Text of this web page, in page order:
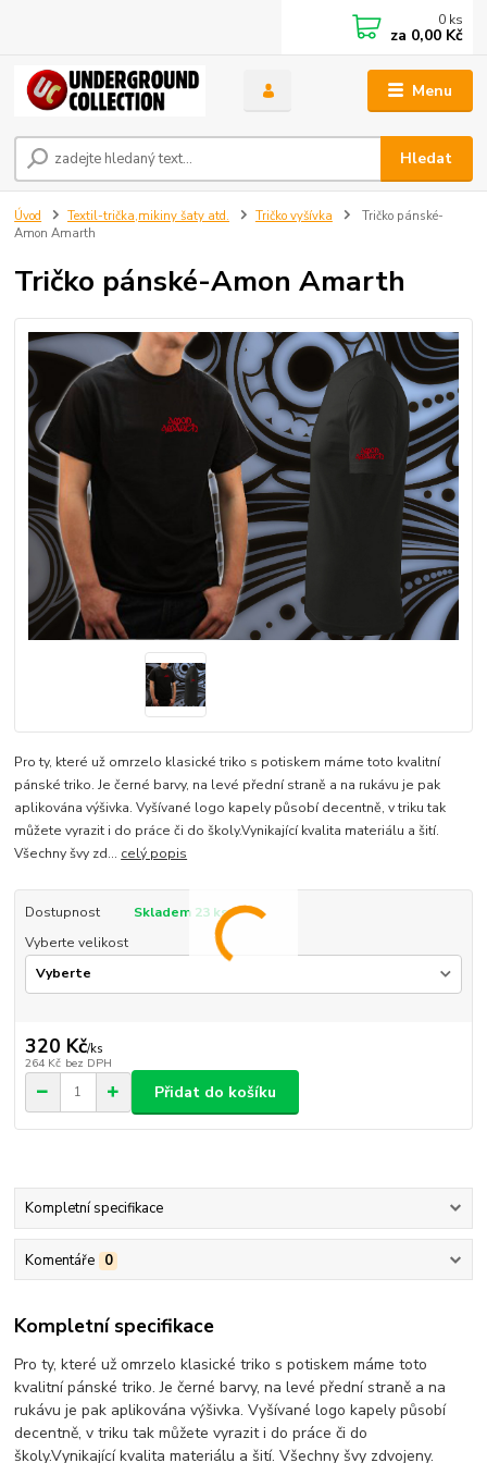
Menu
Hledat
0 ks
za 0,00 Kč
Úvod Textil-trička,mikiny šaty atd. Tričko vyšívka
Tričko pánské-
Amon Amarth
Tričko pánské-Amon Amarth
Pro ty, které už omrzelo klasické triko s potiskem máme toto kvalitní
pánské triko. Je černé barvy, na levé přední straně a na rukávu je pak
aplikována výšivka. Vyšívané logo kapely působí decentně, v triku tak
můžete vyrazit i do práce či do školy.Vynikající kvalita materiálu a šití.
Všechny švy zd... celý popis
Dostupnost
Skladem 23 ks
Vyberte velikost
320 Kč/ks
264 Kč bez DPH
Přidat do košíku
Kompletní specifikace
Komentáře 0
Kompletní specifikace
Pro ty, které už omrzelo klasické triko s potiskem máme toto
kvalitní pánské triko. Je černé barvy, na levé přední straně a na
rukávu je pak aplikována výšivka. Vyšívané logo kapely působí
decentně, v triku tak můžete vyrazit i do práce či do
školy.Vynikající kvalita materiálu a šití. Všechny švy zdvojeny.